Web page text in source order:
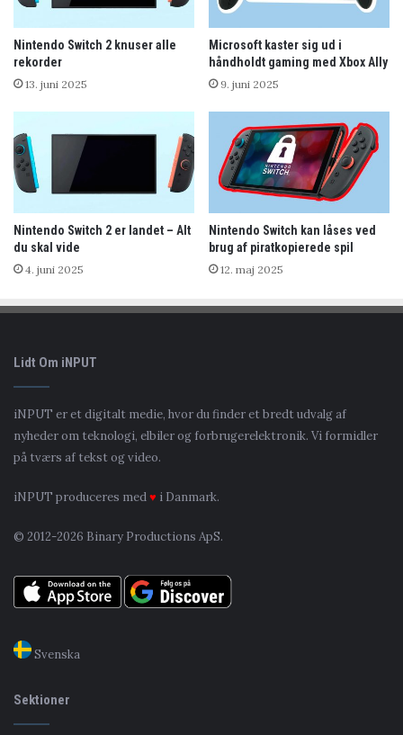
Nintendo Switch 2 knuser alle
rekorder
13. juni 2025
Microsoft kaster sig ud i
håndholdt gaming med Xbox Ally
9. juni 2025
Nintendo Switch 2 er landet – Alt
du skal vide
4. juni 2025
Nintendo Switch kan låses ved
brug af piratkopierede spil
12. maj 2025
Lidt Om iNPUT
iNPUT er et digitalt medie, hvor du finder et bredt udvalg af
nyheder om teknologi, elbiler og forbrugerelektronik. Vi formidler
på tværs af tekst og video.
iNPUT produceres med♥ i Danmark.
© 2012-2026 Binary Productions ApS.
Svenska
Sektioner